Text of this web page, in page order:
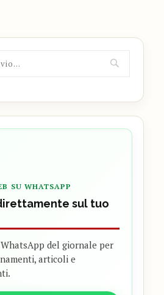
SU WHATSAPP
sul tuo
del giornale per
articoli e